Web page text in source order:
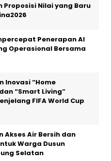
Proposisi Nilai yang Baru
Penerapan AI
Operasional Bersama
Inovasi “Home
“Smart Living”
FIFA World Cup
Akses Air Bersih dan
Warga Dusun
Selatan